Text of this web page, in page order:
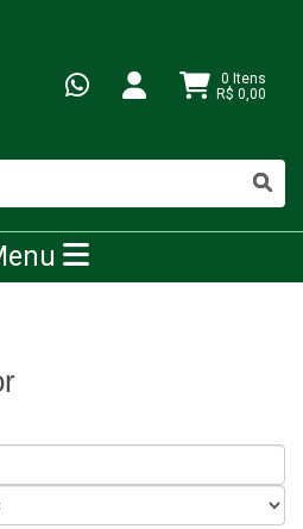
0 Itens
R$ 0,00